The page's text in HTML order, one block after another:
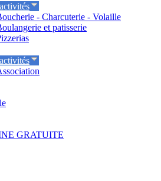
- Charcuterie - Volaille
et patisserie
GRATUITE